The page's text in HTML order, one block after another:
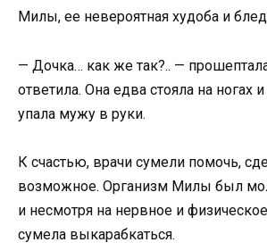
Милы, ее невероятная худоба и
— Дочка… как же так?.. —
ответила. Она едва стояла на ногах
упала мужу в руки.
К счастью, врачи сумели помочь,
возможное. Организм Милы был
и несмотря на нервное и
сумела выкарабкаться.